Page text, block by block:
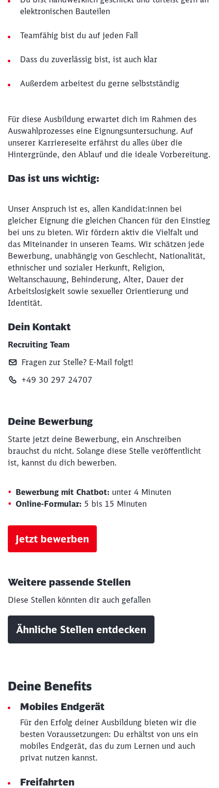
elektronischen Bauteilen
Teamfähig bist du auf jeden Fall
Dass du zuverlässig bist, ist auch klar
Außerdem arbeitest du gerne selbstständig
Für diese Ausbildung erwartet dich im Rahmen des
Auswahlprozesses eine Eignungsuntersuchung. Auf
unserer Karriereseite erfährst du alles über die
Hintergründe, den Ablauf und die ideale Vorbereitung.
Das ist uns wichtig:
Unser Anspruch ist es, allen Kandidat:innen bei
gleicher Eignung die gleichen Chancen für den Einstieg
bei uns zu bieten. Wir fördern aktiv die Vielfalt und
das Miteinander in unseren Teams. Wir schätzen jede
Bewerbung, unabhängig von Geschlecht, Nationalität,
ethnischer und sozialer Herkunft, Religion,
Weltanschauung, Behinderung, Alter, Dauer der
Arbeitslosigkeit sowie sexueller Orientierung und
Identität.
Dein Kontakt
Recruiting Team
Fragen zur Stelle? E‑Mail folgt!
+49 30 297 24707
Deine Bewerbung
Starte jetzt deine Bewerbung, ein Anschreiben
brauchst du nicht. Solange diese Stelle veröffentlicht
ist, kannst du dich bewerben.
Bewerbung mit Chatbot: unter 4 Minuten
Online-Formular: 5 bis 15 Minuten
Jetzt bewerben
Weitere passende Stellen
Diese Stellen könnten dir auch gefallen
Ähnliche Stellen entdecken
Deine Benefits
Mobiles Endgerät
Für den Erfolg deiner Ausbildung bieten wir die
besten Voraussetzungen: Du erhältst von uns ein
mobiles Endgerät, das du zum Lernen und auch
privat nutzen kannst.
Freifahrten